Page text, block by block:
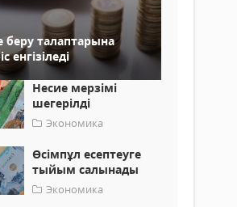
беру талаптарына
енгізіледі
Несие мерзімі
шегерілді
Экономика
Өсімпұл есептеуге
тыйым салынады
Экономика